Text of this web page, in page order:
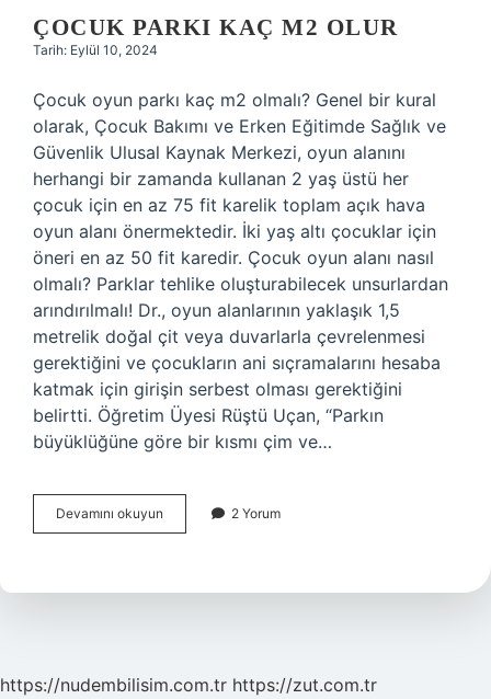
ÇOCUK PARKI KAÇ M2 OLUR
Tarih: Eylül 10, 2024
Çocuk oyun parkı kaç m2 olmalı? Genel bir kural
olarak, Çocuk Bakımı ve Erken Eğitimde Sağlık ve
Güvenlik Ulusal Kaynak Merkezi, oyun alanını
herhangi bir zamanda kullanan 2 yaş üstü her
çocuk için en az 75 fit karelik toplam açık hava
oyun alanı önermektedir. İki yaş altı çocuklar için
öneri en az 50 fit karedir. Çocuk oyun alanı nasıl
olmalı? Parklar tehlike oluşturabilecek unsurlardan
arındırılmalı! Dr., oyun alanlarının yaklaşık 1,5
metrelik doğal çit veya duvarlarla çevrelenmesi
gerektiğini ve çocukların ani sıçramalarını hesaba
katmak için girişin serbest olması gerektiğini
belirtti. Öğretim Üyesi Rüştü Uçan, “Parkın
büyüklüğüne göre bir kısmı çim ve…
Devamını okuyun
Parkı
Olur
2 Yorum
https://nudembilisim.com.tr https://zut.com.tr